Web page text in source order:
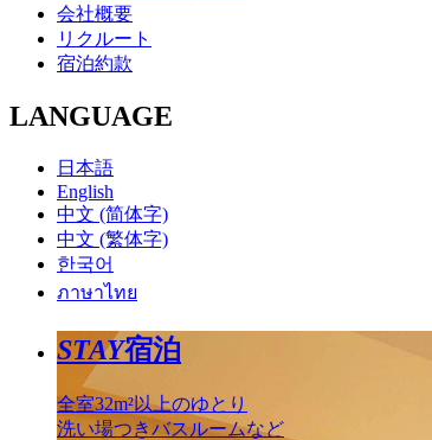
会社概要
リクルート
宿泊約款
LANGUAGE
日本語
English
中文 (简体字)
中文 (繁体字)
한국어
ภาษาไทย
STAY宿泊
全室32m²以上のゆとり
洗い場つきバスルームなど